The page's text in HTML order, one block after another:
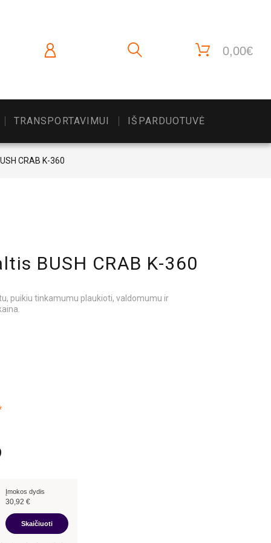
0,00€
TRANSPORTAVIMUI IŠPARDUOTUVĖ
CRAB K-360
BUSH CRAB K-360
puikiu tinkamumu plaukioti, valdomumu ir
Įmokos dydis
30,92 €
Skaičiuoti